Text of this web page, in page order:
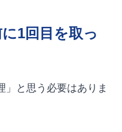
1回目を取っ
」と思う必要はありま